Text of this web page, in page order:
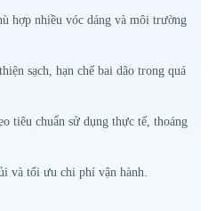
hợp nhiều vóc dáng và môi trường
sạch, hạn chế bai dão trong quá
tiêu chuẩn sử dụng thực tế, thoáng
và tối ưu chi phí vận hành.